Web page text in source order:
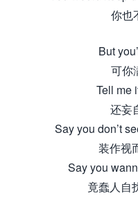
你也
But
可你
Tell me
还妄
Say you don’t
装作视
Say you
竟蠢人自